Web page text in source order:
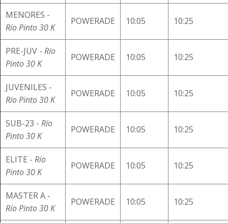
MENORES -
Río Pinto 30 K
POWERADE 10:05 10:25
PRE-JUV - Río
Pinto 30 K
POWERADE 10:05 10:25
JUVENILES -
Río Pinto 30 K
POWERADE 10:05 10:25
SUB-23 - Río
Pinto 30 K
POWERADE 10:05 10:25
ELITE - Río
Pinto 30 K
POWERADE 10:05 10:25
MASTER A -
Río Pinto 30 K
POWERADE 10:05 10:25